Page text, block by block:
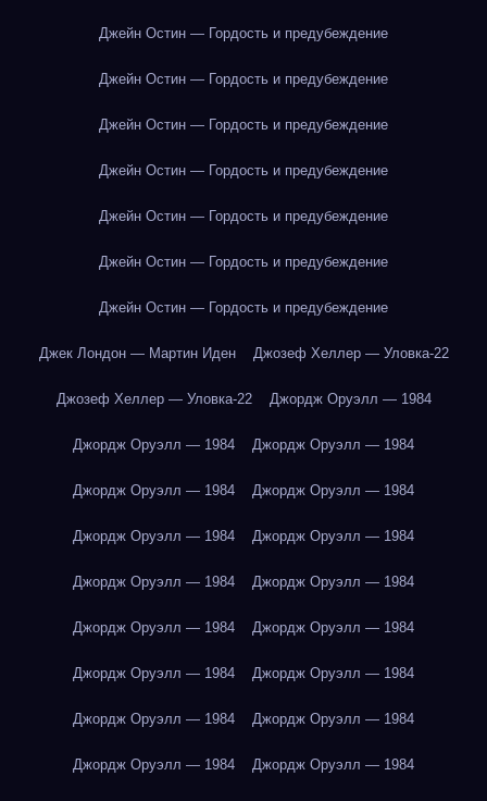
Джейн Остин — Гордость и предубеждение
Джейн Остин — Гордость и предубеждение
Джейн Остин — Гордость и предубеждение
Джейн Остин — Гордость и предубеждение
Джейн Остин — Гордость и предубеждение
Джейн Остин — Гордость и предубеждение
Джейн Остин — Гордость и предубеждение
Джек Лондон — Мартин Иден Джозеф Хеллер — Уловка-22
Джозеф Хеллер — Уловка-22 Джордж Оруэлл — 1984
Джордж Оруэлл — 1984 Джордж Оруэлл — 1984
Джордж Оруэлл — 1984 Джордж Оруэлл — 1984
Джордж Оруэлл — 1984 Джордж Оруэлл — 1984
Джордж Оруэлл — 1984 Джордж Оруэлл — 1984
Джордж Оруэлл — 1984 Джордж Оруэлл — 1984
Джордж Оруэлл — 1984 Джордж Оруэлл — 1984
Джордж Оруэлл — 1984 Джордж Оруэлл — 1984
Джордж Оруэлл — 1984 Джордж Оруэлл — 1984